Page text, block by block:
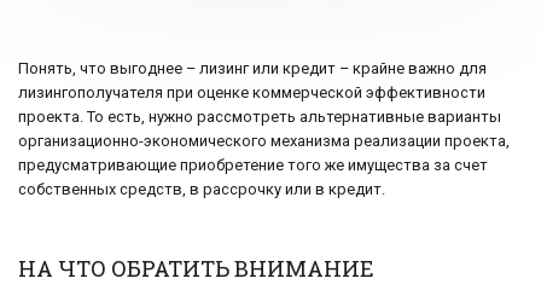
Понять, что выгоднее – лизинг или кредит – крайне важно для
лизингополучателя при оценке коммерческой эффективности
проекта. То есть, нужно рассмотреть альтернативные варианты
организационно-экономического механизма реализации проекта,
предусматривающие приобретение того же имущества за счет
собственных средств, в рассрочку или в кредит.
НА ЧТО ОБРАТИТЬ ВНИМАНИЕ